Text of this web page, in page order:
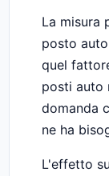
La misura
posto
quel
posti auto
domanda
ne ha
L'effetto